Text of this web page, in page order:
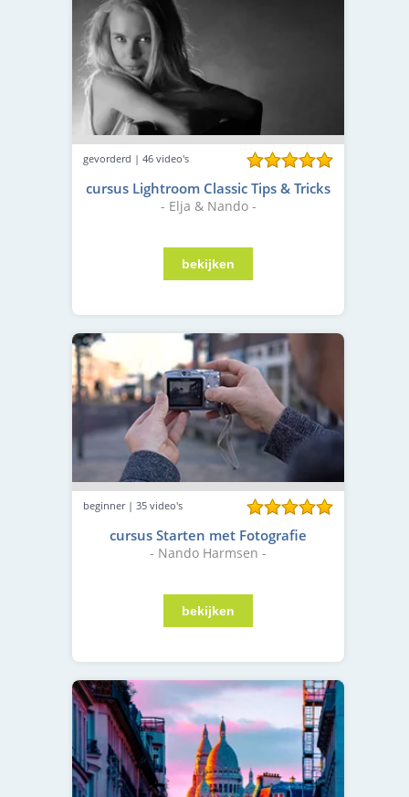
gevorderd | 46 video's
cursus Lightroom Classic Tips & Tricks
- Elja & Nando -
beginner | 35 video's
cursus Starten met Fotografie
- Nando Harmsen -